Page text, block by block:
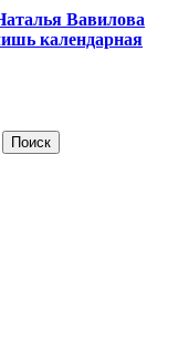
Вавилова
календарная